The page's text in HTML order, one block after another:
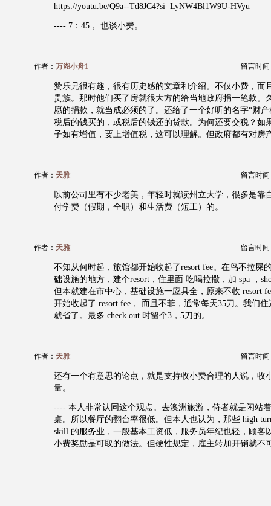
https://youtu.be/Q9a--Td8JC4?si=LyNW4Bl1W9U-HVyu
---- 7：45， 也谈小费。
作者： 万湖小舟1 留言时间
赞乐兄很有趣，很有历史感的文章和介绍。不仅小费，而
贵族。那时他们买了房就很大方的给当地政府捐一笔款。
愿的捐款，就当成必须的了。还给了一个好听的名字“财
税后的钱买的，或税后的钱还的贷款。为何还要交税？如
子如有增值，要上增值税，这可以理解。但政府都有对房
作者： 天雅 留言时间
以前公司里有不少老美，年轻时就读州立大学，很多是靠
付学费（假期，全职）和生活费（短工）的。
作者： 天雅 留言时间
不知从何时起，旅馆都开始收起了resort fee。在鸟不拉屎
础设施的地方，建个resort，住里面 吃喝拉撒，加 spa ，
但本就建在市中心，基础设施一应具全，原来不收 resort
开始收起了 resort fee， 而且不菲，通常每天35刀。我们
就省了。最多 check out 时留个3，5刀的。
作者： 天雅 留言时间
还有一个有意思的论点，就是支持收小费合理的人说，收
量。
---- 本人非常认同这个观点。去澳洲旅游，侍者就是闲站
桌。所以餐厅的翻台率很低。但本人也认为，那些 high
skill 的服务业，一般基本工资低，服务员年纪也轻，顾客
小费奖励是可取的做法。但硬性规定，雇主转加开销就不